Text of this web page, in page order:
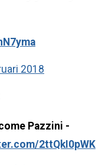
2018
Pazzini -
2ttQkI0pWK